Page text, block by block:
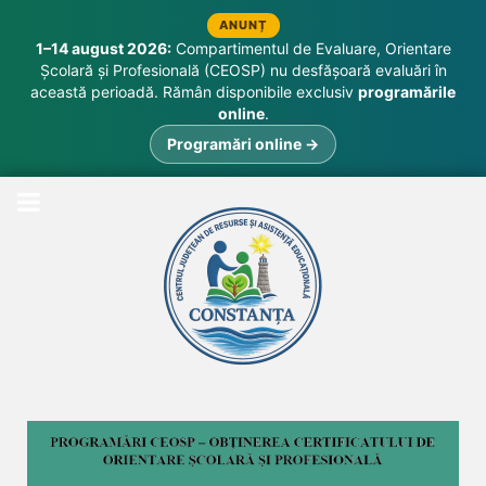
ANUNȚ
1–14 august 2026:Compartimentul de Evaluare, Orientare
Școlară și Profesională (CEOSP) nu desfășoară evaluări în
această perioadă. Rămân disponibile exclusiv programările
online.
Programări online →